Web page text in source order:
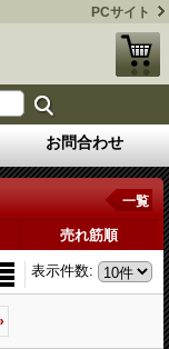
PCサイト
お問合わせ
一覧
売れ筋順
表示件数: